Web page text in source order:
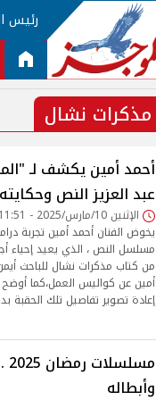
رئيس
مذكرات نشال
أحمد أمين يكشف لـ
عبد العزيز النص
الإثنين 10/مارس/2025 - 11:51 ص
مسلسل النص ، الذي يعيد إحياء
من كتاب مذكرات نشال للباحث
أمين عن كواليس العمل،كما
إعادة تصوير تفاصيل تلك الحقبة
وأبطاله